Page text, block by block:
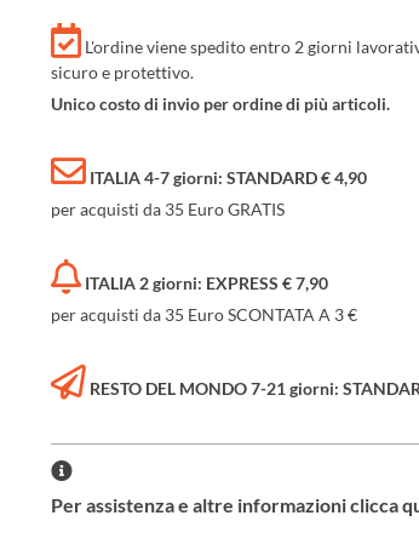
L'ordine viene spedito entro 2 giorni
sicuro e protettivo.
Unico costo di invio per ordine di più articoli.
ITALIA 4-7 giorni: STANDARD € 4,90
per acquisti da 35 Euro GRATIS
ITALIA 2 giorni: EXPRESS € 7,90
per acquisti da 35 Euro SCONTATA A 3 €
RESTO DEL MONDO 7-21 giorni:
Per assistenza e altre informazioni clicca